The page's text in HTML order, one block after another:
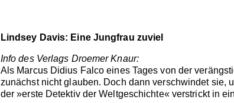
Lindsey Davis: Eine Jungfrau zuviel
Info des Verlags Droemer Knaur:
Als Marcus Didius Falco eines Tages von der
zunächst nicht glauben. Doch dann verschwindet sie,
der »erste Detektiv der Weltgeschichte« verstrickt in